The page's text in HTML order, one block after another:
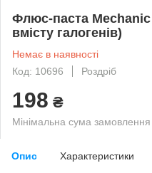
Флюс-паста Mechanic
вмісту галогенів)
Немає в наявності
Код: 10696
Роздріб
198 ₴
Мінімальна сума
Опис Характеристики